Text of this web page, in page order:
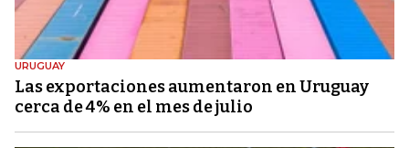
URUGUAY
Las exportaciones aumentaron en Uruguay
cerca de 4% en el mes de julio